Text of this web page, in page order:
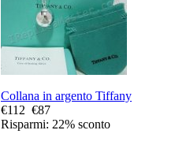
Collana in argento Tiffany
€112 €87
Risparmi: 22% sconto